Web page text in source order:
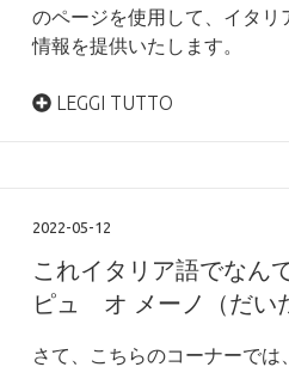
のページを使用して、イタ
情報を提供いたします。
LEGGI TUTTO
2022-05-12
これイタリア語でな
ピュ オ メーノ（だい
さて、こちらのコーナーでは